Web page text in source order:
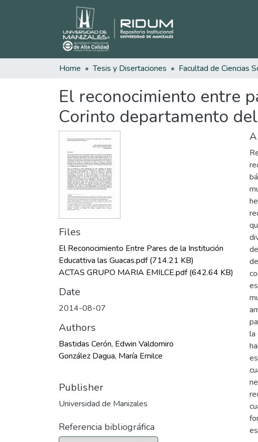
Home Tesis y Disertaciones
El reconocimiento entre
Corinto departamento
Files
El Reconocimiento Entre Pares de la Institución
Educattiva las Guacas.pdf(714.21 KB)
ACTAS GRUPO MARIA EMILCE.pdf(642.64 KB)
Date
2014-08-07
Authors
Bastidas Cerón, Edwin Valdomiro
González Dagua, María Emilce
Publisher
Universidad de Manizales
Referencia bibliográfica
la